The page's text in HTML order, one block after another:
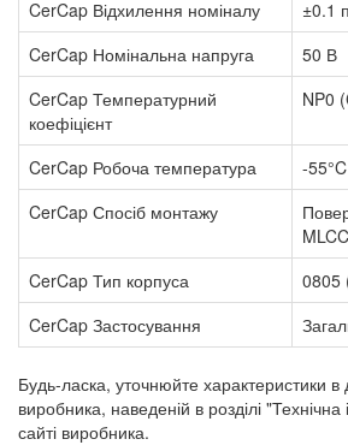
CerCap Відхилення номіналу
±0.1
CerCap Номінальна напруга
50 В
CerCap Температурний
коефіцієнт
NP0
CerCap Робоча температура
-
CerCap Спосіб монтажу
MLCC
CerCap Тип корпуса
0805
CerCap Застосування
Будь-ласка, уточнюйте характеристики в
виробника, наведеній в розділі
сайті виробника.